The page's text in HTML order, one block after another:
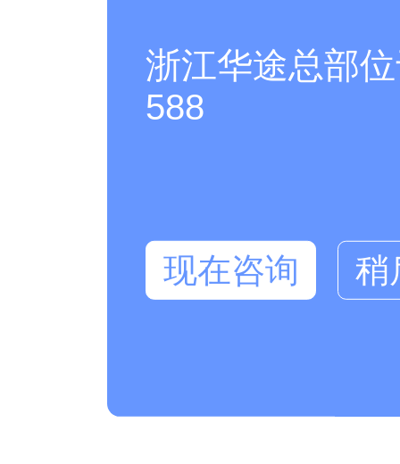
浙江华途总部
588
现在咨询 稍